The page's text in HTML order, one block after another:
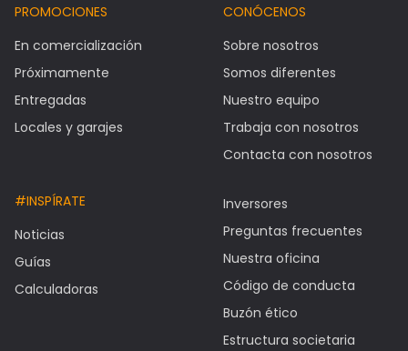
PROMOCIONES
En comercialización
Próximamente
Entregadas
Locales y garajes
CONÓCENOS
Sobre nosotros
Somos diferentes
Nuestro equipo
Trabaja con nosotros
Contacta con nosotros
#INSPÍRATE
Noticias
Guías
Calculadoras
Inversores
Preguntas frecuentes
Nuestra oficina
Código de conducta
Buzón ético
Estructura societaria